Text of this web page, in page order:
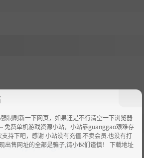
jx/stkgw1wr
制刷新一下网页，如果还是不行清空一下浏览器
免费单机游戏资源小站，小站靠guanggao艰难存
持下吧，感谢 小站没有充值.不卖会员.也没有打
出售网址的全部是骗子,请小伙们谨慎！ 下载地址